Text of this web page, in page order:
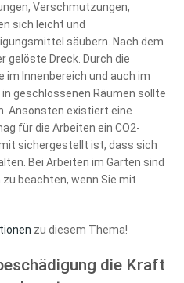
Verschmutzungen,
sich leicht und
säubern. Nach dem
gelöste Dreck. Durch die
im Innenbereich und auch im
geschlossenen Räumen sollte
Ansonsten existiert eine
für die Arbeiten ein CO2-
sichergestellt ist, dass sich
Bei Arbeiten im Garten sind
beachten, wenn Sie mit
zu diesem Thema!
die Kraft